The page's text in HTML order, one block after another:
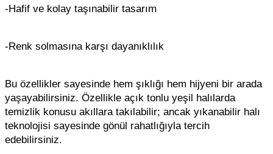
-Hafif ve kolay taşınabilir tasarım
-Renk solmasına karşı dayanıklılık
Bu özellikler sayesinde hem şıklığı hem hijyeni bir arada
yaşayabilirsiniz. Özellikle açık tonlu yeşil halılarda
temizlik konusu akıllara takılabilir; ancak yıkanabilir halı
teknolojisi sayesinde gönül rahatlığıyla tercih
edebilirsiniz.